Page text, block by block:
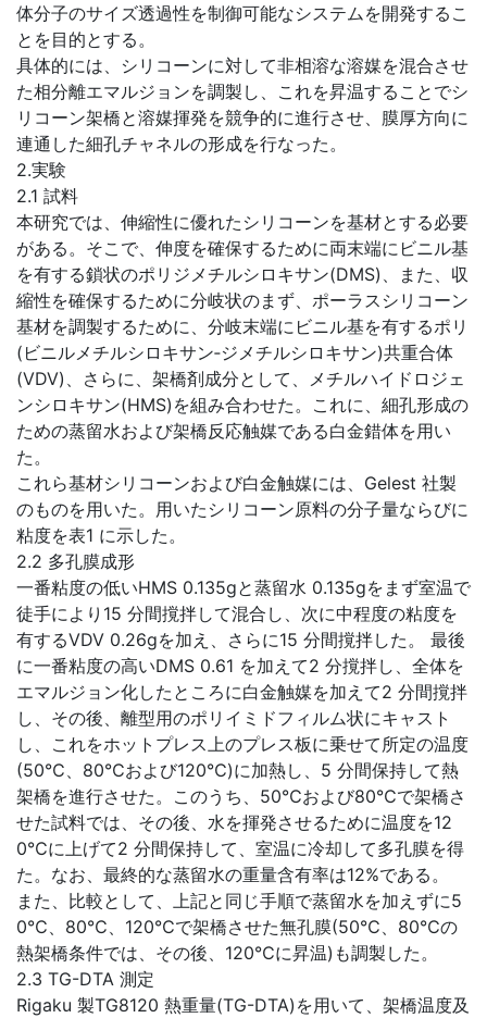
体分子のサイズ透過性を制御可能なシステムを開発するこ
とを目的とする。
具体的には、シリコーンに対して非相溶な溶媒を混合させ
た相分離エマルジョンを調製し、これを昇温することでシ
リコーン架橋と溶媒揮発を競争的に進行させ、膜厚方向に
連通した細孔チャネルの形成を行なった。
2.実験
2.1 試料
本研究では、伸縮性に優れたシリコーンを基材とする必要
がある。そこで、伸度を確保するために両末端にビニル基
を有する鎖状のポリジメチルシロキサン(DMS)、また、収
縮性を確保するために分岐状のまず、ポーラスシリコーン
基材を調製するために、分岐末端にビニル基を有するポリ
(ビニルメチルシロキサン‐ジメチルシロキサン)共重合体
(VDV)、さらに、架橋剤成分として、メチルハイドロジェ
ンシロキサン(HMS)を組み合わせた。これに、細孔形成の
ための蒸留水および架橋反応触媒である白金錯体を用い
た。
これら基材シリコーンおよび白金触媒には、Gelest 社製
のものを用いた。用いたシリコーン原料の分子量ならびに
粘度を表1 に示した。
2.2 多孔膜成形
一番粘度の低いHMS 0.135gと蒸留水 0.135gをまず室温で
徒手により15 分間撹拌して混合し、次に中程度の粘度を
有するVDV 0.26gを加え、さらに15 分間撹拌した。 最後
に一番粘度の高いDMS 0.61 を加えて2 分撹拌し、全体を
エマルジョン化したところに白金触媒を加えて2 分間撹拌
し、その後、離型用のポリイミドフィルム状にキャスト
し、これをホットプレス上のプレス板に乗せて所定の温度
(50℃、80℃および120℃)に加熱し、5 分間保持して熱
架橋を進行させた。このうち、50℃および80℃で架橋さ
せた試料では、その後、水を揮発させるために温度を12
0℃に上げて2 分間保持して、室温に冷却して多孔膜を得
た。なお、最終的な蒸留水の重量含有率は12%である。
また、比較として、上記と同じ手順で蒸留水を加えずに5
0℃、80℃、120℃で架橋させた無孔膜(50℃、80℃の
熱架橋条件では、その後、120℃に昇温)も調製した。
2.3 TG-DTA 測定
Rigaku 製TG8120 熱重量(TG-DTA)を用いて、架橋温度及